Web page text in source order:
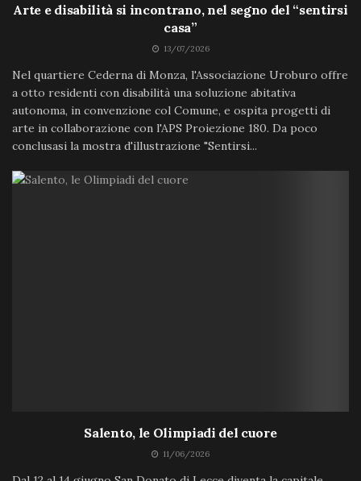
Arte e disabilità si incontrano, nel segno del “sentirsi
casa”
13/07/2026
Nel quartiere Cederna di Monza, l'Associazione Uroburo offre
a otto residenti con disabilità una soluzione abitativa
autonoma, in convenzione col Comune, e ospita progetti di
arte in collaborazione con l'APS Proiezione 180. Da poco
conclusasi la mostra d'illustrazione "Sentirsi...
Salento, le Olimpiadi del cuore
11/06/2026